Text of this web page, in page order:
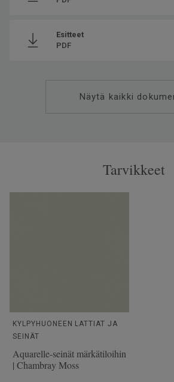
Esitteet
PDF
Näytä kaikki
Tarvikkeet
KYLPYHUONEEN LATTIAT JA
SEINÄT
Aquarelle-seinät märkätiloihin
| Chambray Moss